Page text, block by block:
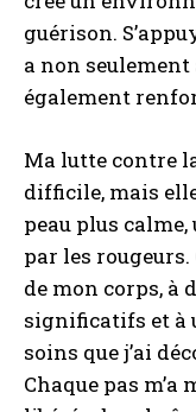
guérison.
a non
également
Ma lutte contre
difficile, mais
peau plus
par les rougeurs.
de mon corps, à
significatifs et à
soins que j’ai
Chaque pas m’a